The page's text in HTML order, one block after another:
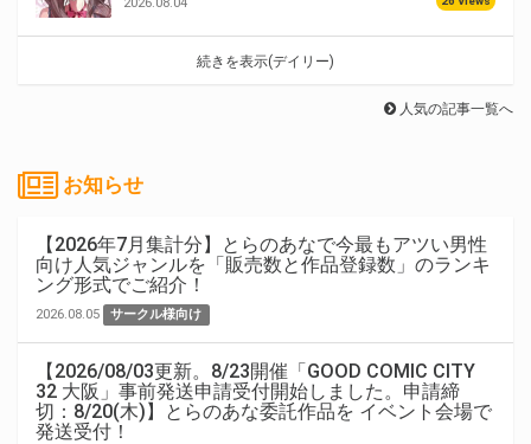
2026.08.04
続きを表示(デイリー)
人気の記事一覧へ
お知らせ
【2026年7月集計分】とらのあなで今最もアツい男性
向け人気ジャンルを「販売数と作品登録数」のランキ
ング形式でご紹介！
2026.08.05 サークル様向け
【2026/08/03更新。8/23開催「GOOD COMIC CITY
32 大阪」事前発送申請受付開始しました。申請締
切：8/20(木)】とらのあな委託作品を イベント会場で
発送受付！